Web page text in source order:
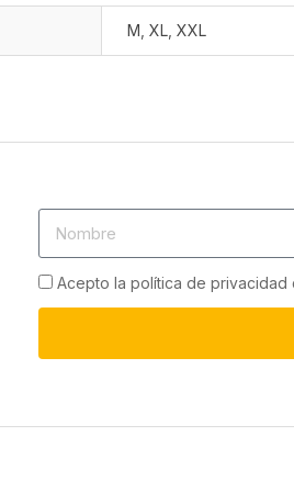
M XL XXL
Acepto la política de privacidad